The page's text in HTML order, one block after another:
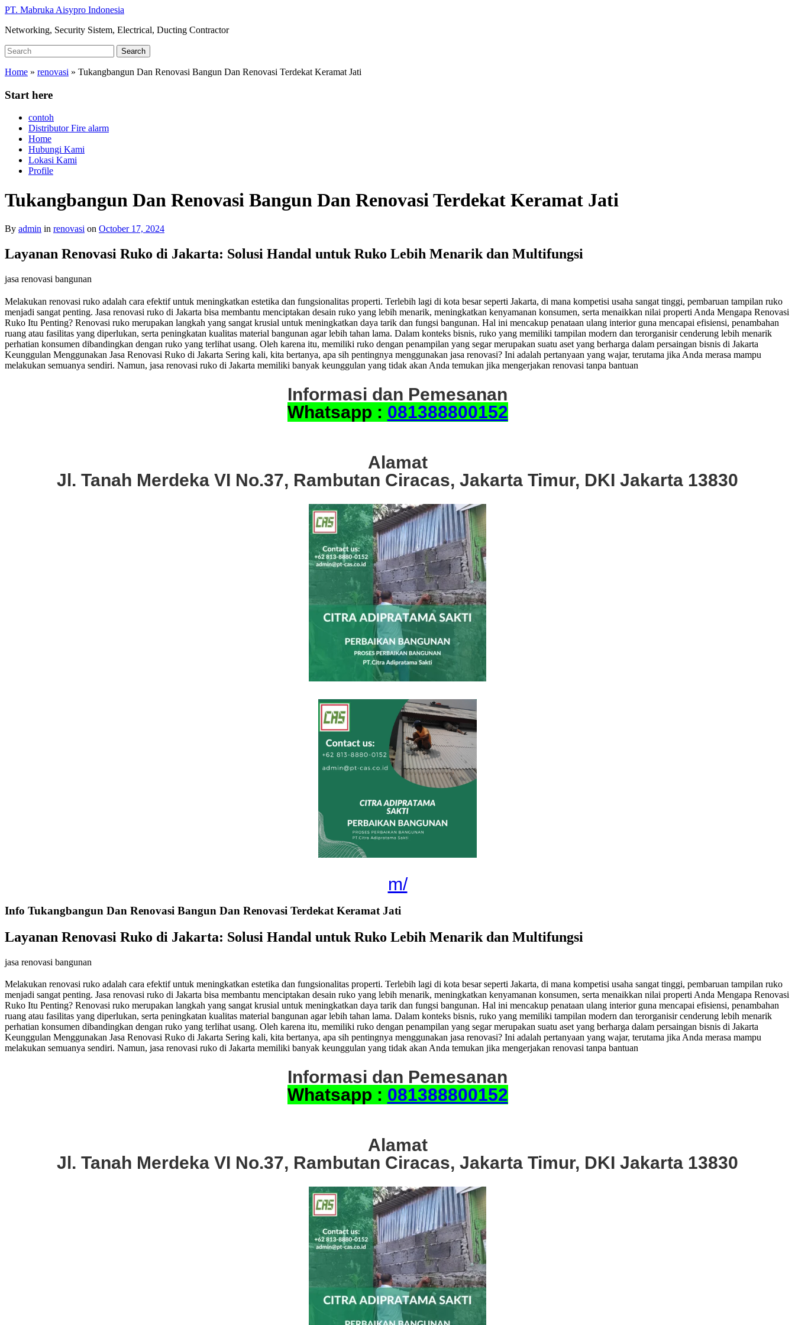
Skip
main
PT. Mabruka Aisypro Indonesia
Networking, Security Sistem, Electrical, Ducting Contractor
Search
for:
Search
Home » renovasi » Tukangbangun Dan Renovasi Bangun Dan Renovasi Terdekat Keramat Jati
Start here
contoh
Distributor Fire alarm
Home
Hubungi Kami
Lokasi Kami
Profile
Tukangbangun Dan Renovasi Bangun Dan Renovasi Terdekat Keramat Jati
By admin in renovasi on October 17, 2024
Layanan Renovasi Ruko di Jakarta: Solusi Handal untuk Ruko Lebih Menarik dan Multifungsi
jasa renovasi bangunan
Melakukan renovasi ruko adalah cara efektif untuk meningkatkan estetika dan fungsionalitas properti. Terlebih lagi di kota besar seperti Jakarta, di mana kompetisi usaha sangat tinggi, pembaruan tampilan ruko
menjadi sangat penting. Jasa renovasi ruko di Jakarta bisa membantu menciptakan desain ruko yang lebih menarik, meningkatkan kenyamanan konsumen, serta menaikkan nilai properti Anda Mengapa Renovasi
Ruko Itu Penting? Renovasi ruko merupakan langkah yang sangat krusial untuk meningkatkan daya tarik dan fungsi bangunan. Hal ini mencakup penataan ulang interior guna mencapai efisiensi, penambahan
ruang atau fasilitas yang diperlukan, serta peningkatan kualitas material bangunan agar lebih tahan lama. Dalam konteks bisnis, ruko yang memiliki tampilan modern dan terorganisir cenderung lebih menarik
perhatian konsumen dibandingkan dengan ruko yang terlihat usang. Oleh karena itu, memiliki ruko dengan penampilan yang segar merupakan suatu aset yang berharga dalam persaingan bisnis di Jakarta
Keunggulan Menggunakan Jasa Renovasi Ruko di Jakarta Sering kali, kita bertanya, apa sih pentingnya menggunakan jasa renovasi? Ini adalah pertanyaan yang wajar, terutama jika Anda merasa mampu
melakukan semuanya sendiri. Namun, jasa renovasi ruko di Jakarta memiliki banyak keunggulan yang tidak akan Anda temukan jika mengerjakan renovasi tanpa bantuan
Informasi dan Pemesanan
Whatsapp : 081388800152
Alamat
Jl. Tanah Merdeka VI No.37, Rambutan Ciracas, Jakarta Timur, DKI Jakarta 13830
m/
Info Tukangbangun Dan Renovasi Bangun Dan Renovasi Terdekat Keramat Jati
Layanan Renovasi Ruko di Jakarta: Solusi Handal untuk Ruko Lebih Menarik dan Multifungsi
jasa renovasi bangunan
Melakukan renovasi ruko adalah cara efektif untuk meningkatkan estetika dan fungsionalitas properti. Terlebih lagi di kota besar seperti Jakarta, di mana kompetisi usaha sangat tinggi, pembaruan tampilan ruko
menjadi sangat penting. Jasa renovasi ruko di Jakarta bisa membantu menciptakan desain ruko yang lebih menarik, meningkatkan kenyamanan konsumen, serta menaikkan nilai properti Anda Mengapa Renovasi
Ruko Itu Penting? Renovasi ruko merupakan langkah yang sangat krusial untuk meningkatkan daya tarik dan fungsi bangunan. Hal ini mencakup penataan ulang interior guna mencapai efisiensi, penambahan
ruang atau fasilitas yang diperlukan, serta peningkatan kualitas material bangunan agar lebih tahan lama. Dalam konteks bisnis, ruko yang memiliki tampilan modern dan terorganisir cenderung lebih menarik
perhatian konsumen dibandingkan dengan ruko yang terlihat usang. Oleh karena itu, memiliki ruko dengan penampilan yang segar merupakan suatu aset yang berharga dalam persaingan bisnis di Jakarta
Keunggulan Menggunakan Jasa Renovasi Ruko di Jakarta Sering kali, kita bertanya, apa sih pentingnya menggunakan jasa renovasi? Ini adalah pertanyaan yang wajar, terutama jika Anda merasa mampu
melakukan semuanya sendiri. Namun, jasa renovasi ruko di Jakarta memiliki banyak keunggulan yang tidak akan Anda temukan jika mengerjakan renovasi tanpa bantuan
Informasi dan Pemesanan
Whatsapp : 081388800152
Alamat
Jl. Tanah Merdeka VI No.37, Rambutan Ciracas, Jakarta Timur, DKI Jakarta 13830